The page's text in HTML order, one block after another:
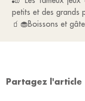
petits et des grands
🧃🧁Boissons et
Partagez l'article